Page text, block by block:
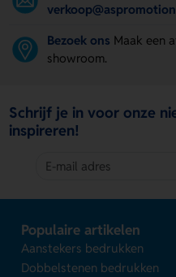
Bezoek ons Maak een
showroom.
Schrijf je in voor onze
inspireren!
Populaire artikelen
Aanstekers bedrukken
Dobbelstenen bedrukken